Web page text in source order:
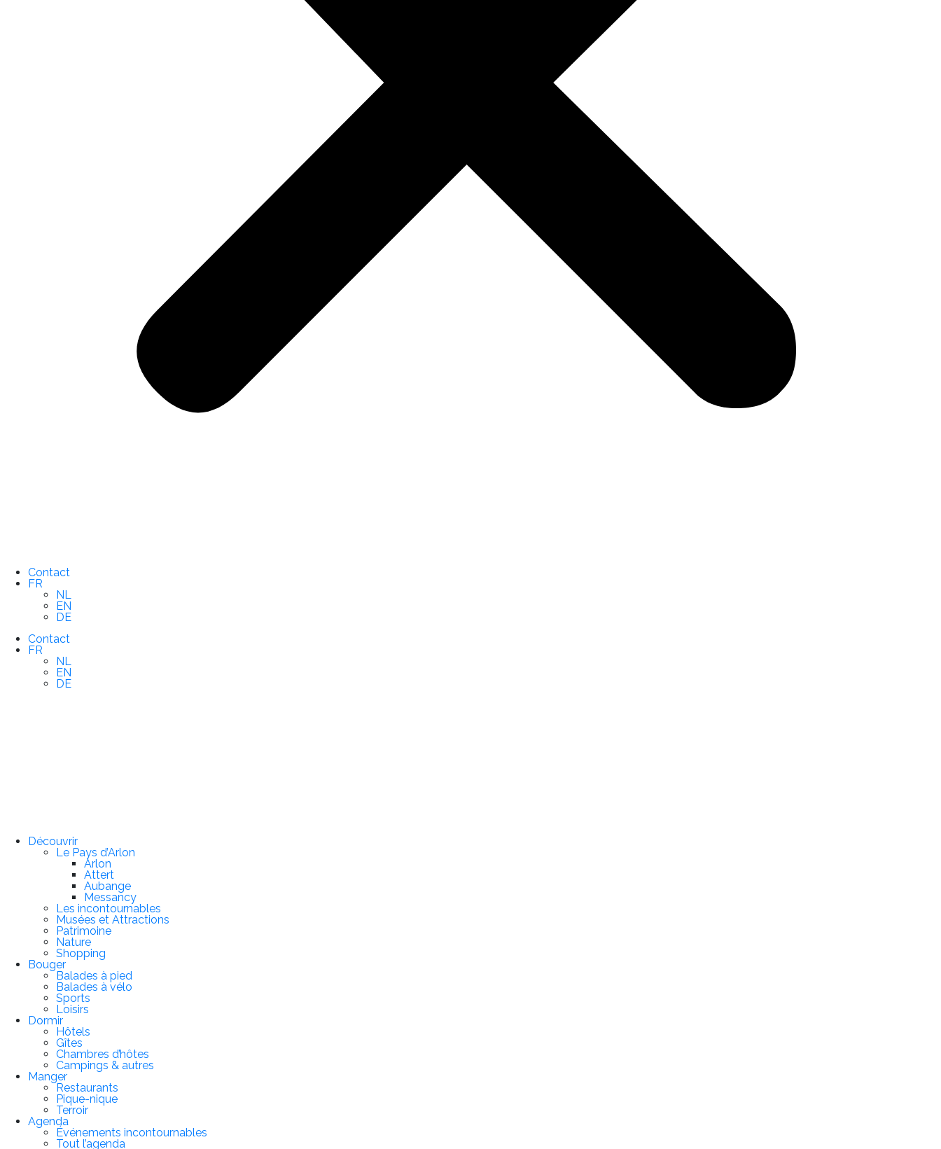
Contact
FR
NL
EN
DE
Contact
FR
NL
EN
DE
Découvrir
Le Pays d’Arlon
Arlon
Attert
Aubange
Messancy
Les incontournables
Musées et Attractions
Patrimoine
Nature
Shopping
Bouger
Balades à pied
Balades à vélo
Sports
Loisirs
Dormir
Hôtels
Gîtes
Chambres d’hôtes
Campings & autres
Manger
Restaurants
Pique-nique
Terroir
Agenda
Événements incontournables
Tout l’agenda